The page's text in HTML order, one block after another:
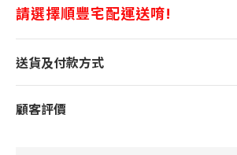
請選擇順豐宅配運送唷!
送貨及付款方式
顧客評價